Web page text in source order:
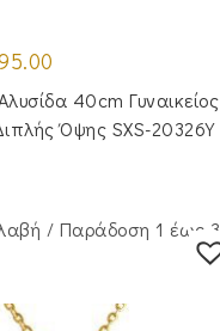
τιμή
είναι:
€895.00.
40cm Γυναικείος
Όψης SXS-20326Y
/ Παράδoση 1 έως 3